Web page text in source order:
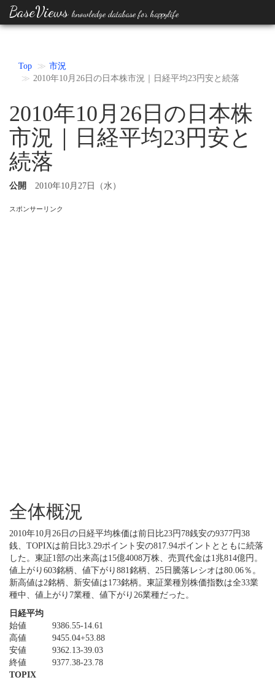
BaseViews knowledge database for happylife
Top
市況
2010年10月26日の日本株市況｜日経平均23円安と続落
2010年10月26日の日本株
市況｜日経平均23円安と
続落
公開 2010年10月27日（水）
スポンサーリンク
全体概況
2010年10月26日の日経平均株価は前日比23円78銭安の9377円38
銭、TOPIXは前日比3.29ポイント安の817.94ポイントとともに続落
した。東証1部の出来高は15億4008万株、売買代金は1兆814億円。
値上がり603銘柄、値下がり881銘柄、25日騰落レシオは80.06％。
新高値は2銘柄、新安値は173銘柄。東証業種別株価指数は全33業
種中、値上がり7業種、値下がり26業種だった。
日経平均
始値
9386.55-14.61
高値
9455.04+53.88
安値
9362.13-39.03
終値
9377.38-23.78
TOPIX